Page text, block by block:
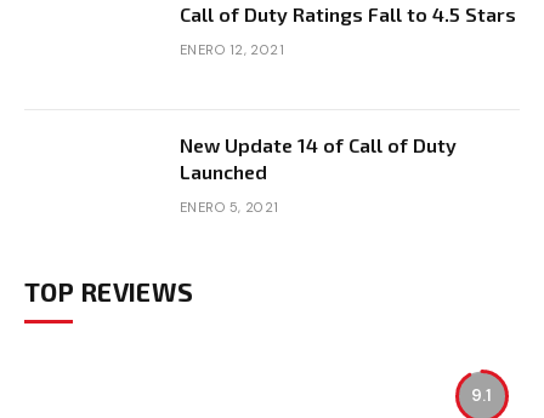
Call of Duty Ratings Fall to 4.5 Stars
ENERO 12, 2021
New Update 14 of Call of Duty
Launched
ENERO 5, 2021
TOP REVIEWS
9.1